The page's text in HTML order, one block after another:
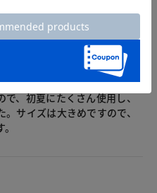
品説明の通りで、ドロースト
しくも、首元ゆったりにもで
とても気に入りました。涼し
で、初夏にたくさん使用し、
サイズは大きめですので、